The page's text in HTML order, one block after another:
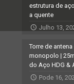
estrutura de
a quente
Julho 13,
Torre de
monopolo |
do Aço HDG &
Pode 16,